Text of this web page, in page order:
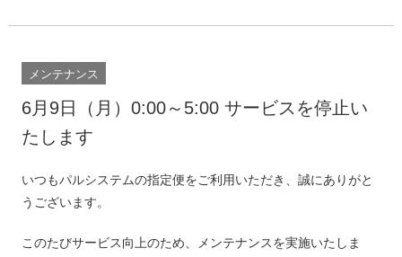
メンテナンス
6月9日（月）0:00～5:00 サービスを停止い
たします
いつもパルシステムの指定便をご利用いただき、誠にありがと
うございます。
このたびサービス向上のため、メンテナンスを実施いたしま